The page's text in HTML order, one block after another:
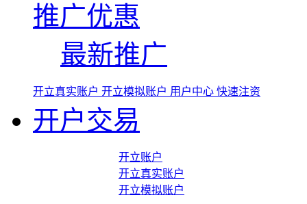
推广优惠
最新推广
开立真实账户 开立模拟账户 用户中心 快速注资
开户交易
开立账户
开立真实账户
开立模拟账户